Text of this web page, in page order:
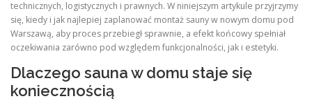
technicznych, logistycznych i prawnych. W niniejszym artykule przyjrzymy
się, kiedy i jak najlepiej zaplanować montaż sauny w nowym domu pod
Warszawą, aby proces przebiegł sprawnie, a efekt końcowy spełniał
oczekiwania zarówno pod względem funkcjonalności, jak i estetyki.
Dlaczego sauna w domu staje się
koniecznością